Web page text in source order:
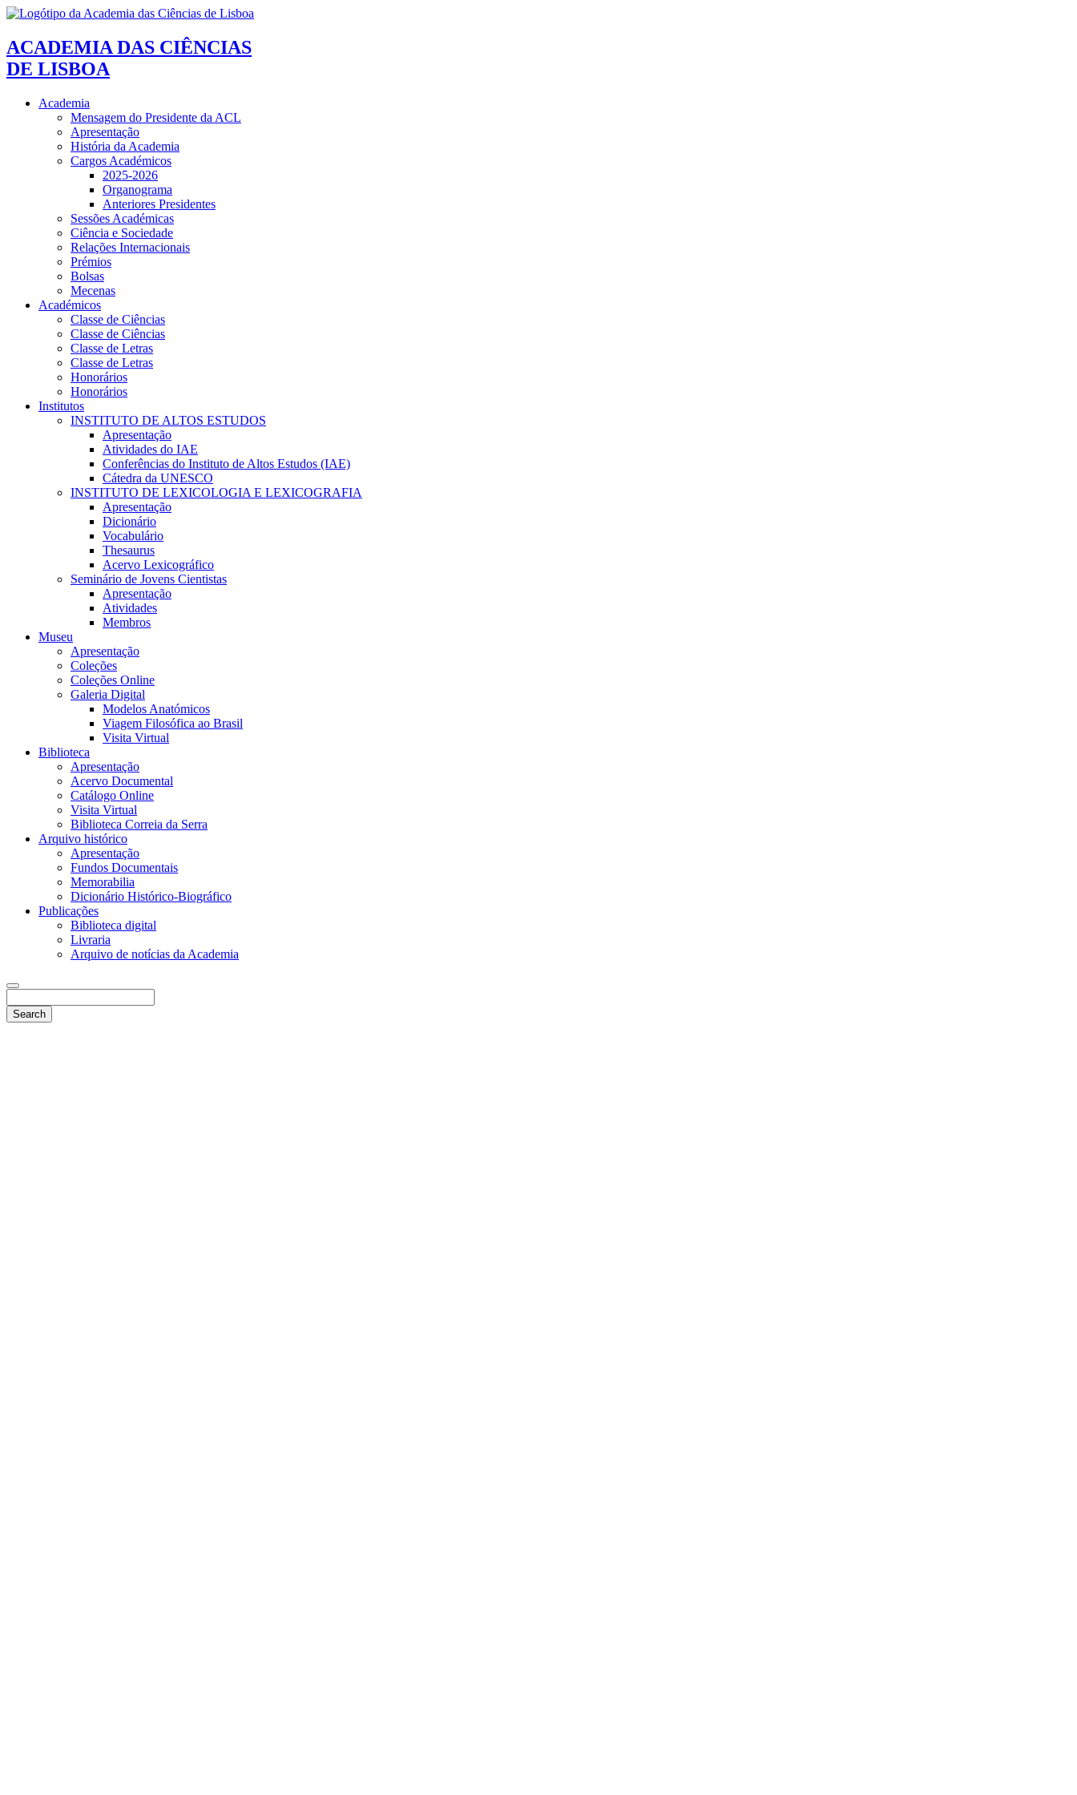
ACADEMIA DAS CIÊNCIAS
DE LISBOA
Academia
Mensagem do Presidente da ACL
Apresentação
História da Academia
Cargos Académicos
2025-2026
Organograma
Anteriores Presidentes
Sessões Académicas
Ciência e Sociedade
Relações Internacionais
Prémios
Bolsas
Mecenas
Académicos
Classe de Ciências
Classe de Ciências
Classe de Letras
Classe de Letras
Honorários
Honorários
Institutos
INSTITUTO DE ALTOS ESTUDOS
Apresentação
Atividades do IAE
Conferências do Instituto de Altos Estudos (IAE)
Cátedra da UNESCO
INSTITUTO DE LEXICOLOGIA E LEXICOGRAFIA
Apresentação
Dicionário
Vocabulário
Thesaurus
Acervo Lexicográfico
Seminário de Jovens Cientistas
Apresentação
Atividades
Membros
Museu
Apresentação
Coleções
Coleções Online
Galeria Digital
Modelos Anatómicos
Viagem Filosófica ao Brasil
Visita Virtual
Biblioteca
Apresentação
Acervo Documental
Catálogo Online
Visita Virtual
Biblioteca Correia da Serra
Arquivo histórico
Apresentação
Fundos Documentais
Memorabilia
Dicionário Histórico-Biográfico
Publicações
Biblioteca digital
Livraria
Arquivo de notícias da Academia